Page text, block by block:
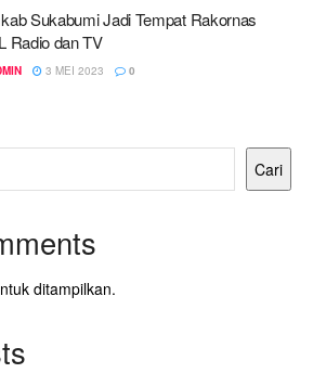
Sukabumi Jadi Tempat Rakornas
Radio dan TV
3 MEI 2023 0
Cari
ditampilkan.